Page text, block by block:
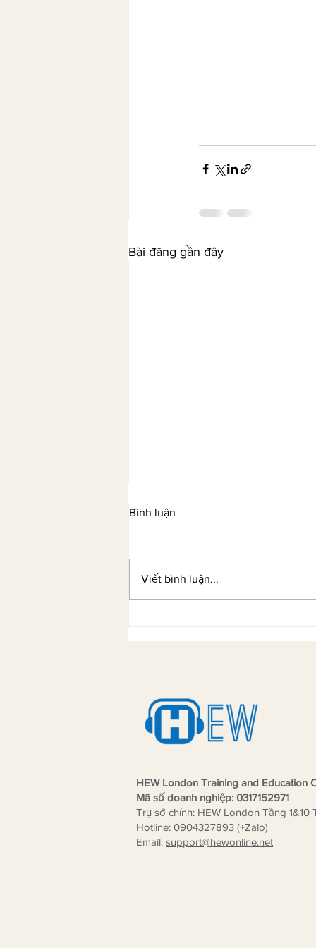
Bài đăng gần đây
Bình luận
Viết bình luận...
HEW London Training and Education
Mã số doanh nghiệp: 0317152971
Trụ sở chính: HEW London Tầng
Hotline: 0904327893 (+Zalo)
Email: support@hewonline.net